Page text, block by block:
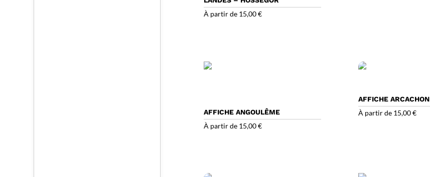
À partir de 15,00€
AFFICHE ANGOULÊME
À partir de 15,00€
AFFICHE ARCACHON
À partir de 15,00€